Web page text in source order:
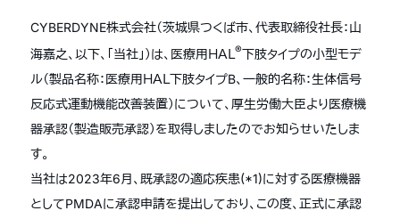
CYBERDYNE株式会社（茨城県つくば市、代表取締役社長：山
海嘉之、以下、「当社」）は、医療用ＨＡＬ®下肢タイプの小型モデ
ル（製品名称：医療用ＨＡＬ下肢タイプB、一般的名称：生体信号
反応式運動機能改善装置）について、厚生労働大臣より医療機
器承認（製造販売承認）を取得しましたのでお知らせいたしま
す。
当社は2023年6月、既承認の適応疾患(*1)に対する医療機器
としてPMDAに承認申請を提出しており、この度、正式に承認